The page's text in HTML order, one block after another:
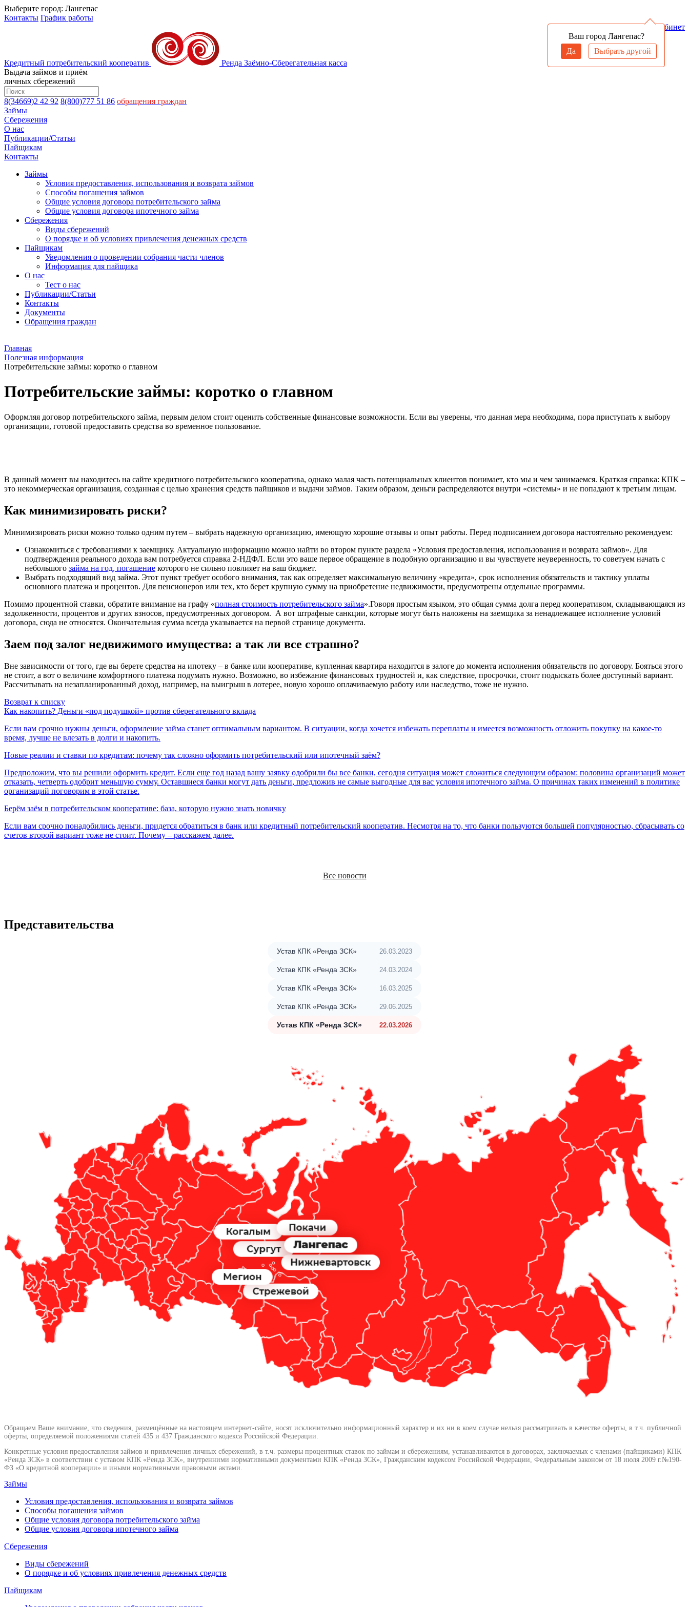
Выберите город: Лангепас
Ваш город Лангепас?
Да
Выбрать другой
Контакты График работы
Войти в личный кабинет
Кредитный потребительский кооператив Ренда Заёмно-Сберегательная касса
Выдача займов и приём
личных сбережений
8(34669)2 42 92 8(800)777 51 86 обращения граждан
Займы
Сбережения
О нас
Публикации/Статьи
Пайщикам
Контакты
Займы
Условия предоставления, использования и возврата займов
Способы погашения займов
Общие условия договора потребительского займа
Общие условия договора ипотечного займа
Сбережения
Виды сбережений
О порядке и об условиях привлечения денежных средств
Пайщикам
Уведомления о проведении собрания части членов
Информация для пайщика
О нас
Тест о нас
Публикации/Статьи
Контакты
Документы
Обращения граждан
Главная
Полезная информация
Потребительские займы: коротко о главном
Потребительские займы: коротко о главном
Оформляя договор потребительского займа, первым делом стоит оценить собственные финансовые возможности. Если вы уверены, что данная мера необходима, пора приступать к выбору
организации, готовой предоставить средства во временное пользование.
В данный момент вы находитесь на сайте кредитного потребительского кооператива, однако малая часть потенциальных клиентов понимает, кто мы и чем занимаемся. Краткая справка: КПК –
это некоммерческая организация, созданная с целью хранения средств пайщиков и выдачи займов. Таким образом, деньги распределяются внутри «системы» и не попадают к третьим лицам.
Как минимизировать риски?
Минимизировать риски можно только одним путем – выбрать надежную организацию, имеющую хорошие отзывы и опыт работы. Перед подписанием договора настоятельно рекомендуем:
Ознакомиться с требованиями к заемщику. Актуальную информацию можно найти во втором пункте раздела «Условия предоставления, использования и возврата займов». Для
подтверждения реального дохода вам потребуется справка 2-НДФЛ. Если это ваше первое обращение в подобную организацию и вы чувствуете неуверенность, то советуем начать с
небольшого займа на год, погашение которого не сильно повлияет на ваш бюджет.
Выбрать подходящий вид займа. Этот пункт требует особого внимания, так как определяет максимальную величину «кредита», срок исполнения обязательств и тактику уплаты
основного платежа и процентов. Для пенсионеров или тех, кто берет крупную сумму на приобретение недвижимости, предусмотрены отдельные программы.
Помимо процентной ставки, обратите внимание на графу «полная стоимость потребительского займа».Говоря простым языком, это общая сумма долга перед кооперативом, складывающаяся из
задолженности, процентов и других взносов, предусмотренных договором. А вот штрафные санкции, которые могут быть наложены на заемщика за ненадлежащее исполнение условий
договора, сюда не относятся. Окончательная сумма всегда указывается на первой странице документа.
Заем под залог недвижимого имущества: а так ли все страшно?
Вне зависимости от того, где вы берете средства на ипотеку – в банке или кооперативе, купленная квартира находится в залоге до момента исполнения обязательств по договору. Бояться этого
не стоит, а вот о величине комфортного платежа подумать нужно. Возможно, во избежание финансовых трудностей и, как следствие, просрочки, стоит подыскать более доступный вариант.
Рассчитывать на незапланированный доход, например, на выигрыш в лотерее, новую хорошо оплачиваемую работу или наследство, тоже не нужно.
Возврат к списку
Как накопить? Деньги «под подушкой» против сберегательного вклада
Если вам срочно нужны деньги, оформление займа станет оптимальным вариантом. В ситуации, когда хочется избежать переплаты и имеется возможность отложить покупку на какое-то
время, лучше не влезать в долги и накопить.
Новые реалии и ставки по кредитам: почему так сложно оформить потребительский или ипотечный заём?
Предположим, что вы решили оформить кредит. Если еще год назад вашу заявку одобрили бы все банки, сегодня ситуация может сложиться следующим образом: половина организаций может
отказать, четверть одобрит меньшую сумму. Оставшиеся банки могут дать деньги, предложив не самые выгодные для вас условия ипотечного займа. О причинах таких изменений в политике
организаций поговорим в этой статье.
Берём заём в потребительском кооперативе: база, которую нужно знать новичку
Если вам срочно понадобились деньги, придется обратиться в банк или кредитный потребительский кооператив. Несмотря на то, что банки пользуются большей популярностью, сбрасывать со
счетов второй вариант тоже не стоит. Почему – расскажем далее.
Все новости
Представительства
Устав КПК «Ренда ЗСК» 26.03.2023
Устав КПК «Ренда ЗСК» 24.03.2024
Устав КПК «Ренда ЗСК» 16.03.2025
Устав КПК «Ренда ЗСК» 29.06.2025
Устав КПК «Ренда ЗСК» 22.03.2026
Обращаем Ваше внимание, что сведения, размещённые на настоящем интернет-сайте, носят исключительно информационный характер и их ни в коем случае нельзя рассматривать в качестве оферты, в т.ч. публичной
оферты, определяемой положениями статей 435 и 437 Гражданского кодекса Российской Федерации.
Конкретные условия предоставления займов и привлечения личных сбережений, в т.ч. размеры процентных ставок по займам и сбережениям, устанавливаются в договорах, заключаемых с членами (пайщиками) КПК
«Ренда ЗСК» в соответствии с уставом КПК «Ренда ЗСК», внутренними нормативными документами КПК «Ренда ЗСК», Гражданским кодексом Российской Федерации, Федеральным законом от 18 июля 2009 г.№190-
ФЗ «О кредитной кооперации» и иными нормативными правовыми актами.
Займы
Условия предоставления, использования и возврата займов
Способы погашения займов
Общие условия договора потребительского займа
Общие условия договора ипотечного займа
Сбережения
Виды сбережений
О порядке и об условиях привлечения денежных средств
Пайщикам
Обратная связь
персональных данных
Например:Лангепас
Мегион
Лангепас
Покачи